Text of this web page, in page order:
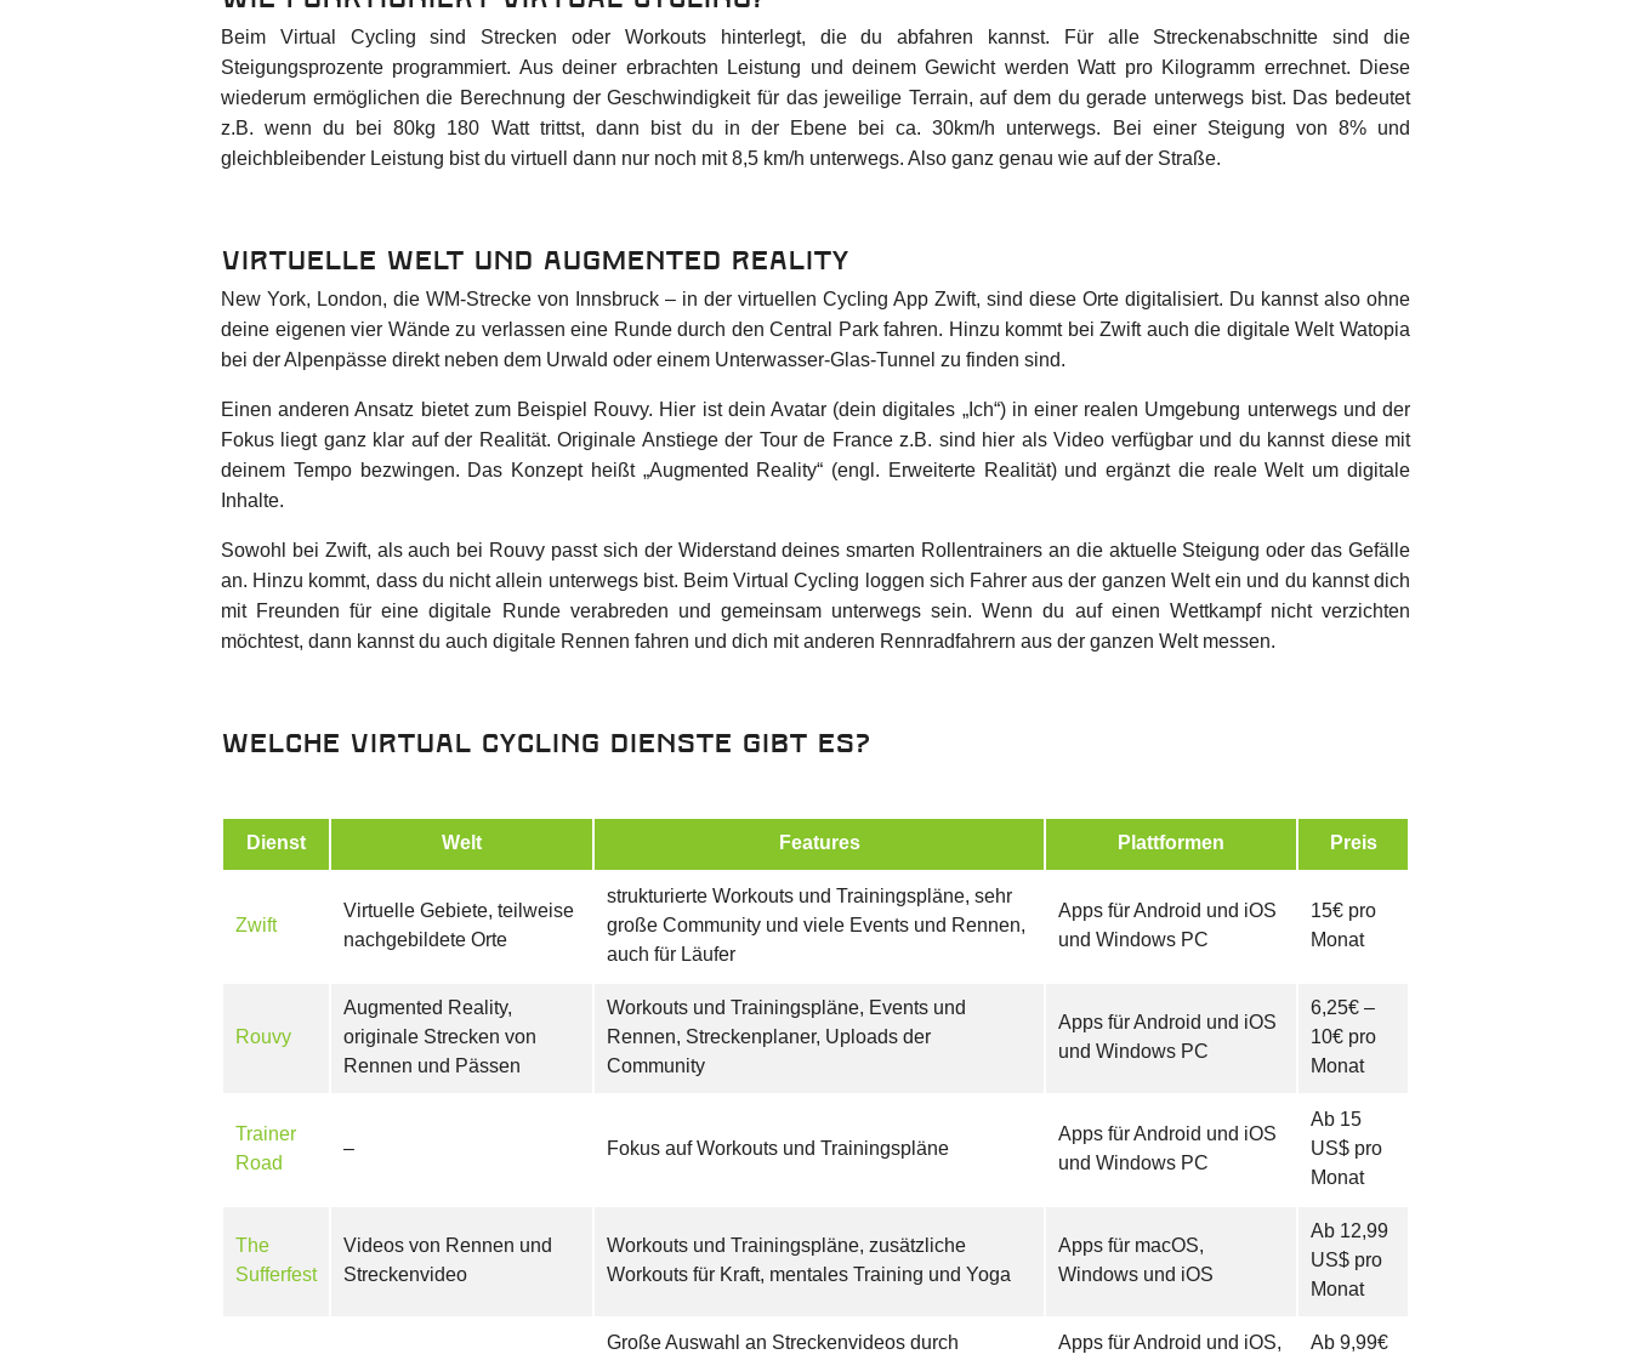
Beim Virtual Cycling sind Strecken oder Workouts hinterlegt, die du abfahren kannst. Für alle Streckenabschnitte sind die
Steigungsprozente programmiert. Aus deiner erbrachten Leistung und deinem Gewicht werden Watt pro Kilogramm errechnet. Diese
wiederum ermöglichen die Berechnung der Geschwindigkeit für das jeweilige Terrain, auf dem du gerade unterwegs bist. Das bedeutet
z.B. wenn du bei 80kg 180 Watt trittst, dann bist du in der Ebene bei ca. 30km/h unterwegs. Bei einer Steigung von 8% und
gleichbleibender Leistung bist du virtuell dann nur noch mit 8,5 km/h unterwegs. Also ganz genau wie auf der Straße.
Virtuelle Welt und Augmented Reality
New York, London, die WM-Strecke von Innsbruck – in der virtuellen Cycling App Zwift, sind diese Orte digitalisiert. Du kannst also ohne
deine eigenen vier Wände zu verlassen eine Runde durch den Central Park fahren. Hinzu kommt bei Zwift auch die digitale Welt Watopia
bei der Alpenpässe direkt neben dem Urwald oder einem Unterwasser-Glas-Tunnel zu finden sind.
Einen anderen Ansatz bietet zum Beispiel Rouvy. Hier ist dein Avatar (dein digitales „Ich“) in einer realen Umgebung unterwegs und der
Fokus liegt ganz klar auf der Realität. Originale Anstiege der Tour de France z.B. sind hier als Video verfügbar und du kannst diese mit
deinem Tempo bezwingen. Das Konzept heißt „Augmented Reality“ (engl. Erweiterte Realität) und ergänzt die reale Welt um digitale
Inhalte.
Sowohl bei Zwift, als auch bei Rouvy passt sich der Widerstand deines smarten Rollentrainers an die aktuelle Steigung oder das Gefälle
an. Hinzu kommt, dass du nicht allein unterwegs bist. Beim Virtual Cycling loggen sich Fahrer aus der ganzen Welt ein und du kannst dich
mit Freunden für eine digitale Runde verabreden und gemeinsam unterwegs sein. Wenn du auf einen Wettkampf nicht verzichten
möchtest, dann kannst du auch digitale Rennen fahren und dich mit anderen Rennradfahrern aus der ganzen Welt messen.
Welche Virtual Cycling Dienste gibt es?
Dienst Welt Features Plattformen Preis
Zwift
Virtuelle Gebiete, teilweise
nachgebildete Orte
strukturierte Workouts und Trainingspläne, sehr
große Community und viele Events und Rennen,
auch für Läufer
Apps für Android und iOS
und Windows PC
15€ pro
Monat
Rouvy
Augmented Reality,
originale Strecken von
Rennen und Pässen
Workouts und Trainingspläne, Events und
Rennen, Streckenplaner, Uploads der
Community
Apps für Android und iOS
und Windows PC
6,25€ –
10€ pro
Monat
Trainer
Road
– Fokus auf Workouts und Trainingspläne
Apps für Android und iOS
und Windows PC
Ab 15
US$ pro
Monat
The
Sufferfest
Videos von Rennen und
Streckenvideo
Workouts und Trainingspläne, zusätzliche
Workouts für Kraft, mentales Training und Yoga
Apps für macOS,
Windows und iOS
Ab 12,99
US$ pro
Monat
Große Auswahl an Streckenvideos durch
Apps für Android und iOS,
Ab 9,99€